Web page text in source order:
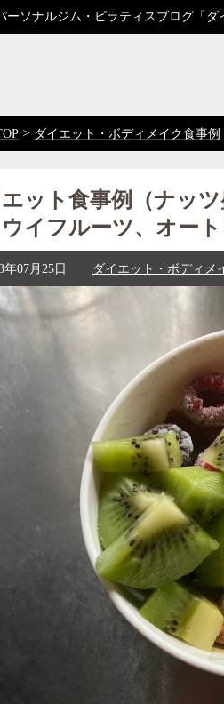
ーソナルジム・ピラティスブログ「ダ
> ダイエット・ボディメイク食事例
ット食事例（ナッ
イフルーツ、オート
年07月25日 ダイエット・ボディメ